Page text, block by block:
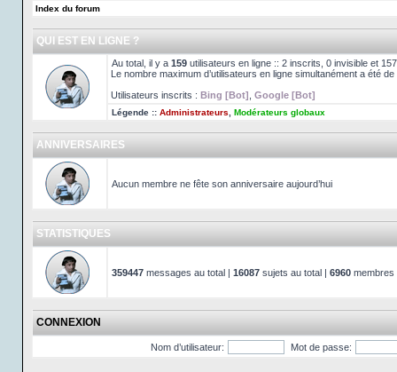
Index du forum
QUI EST EN LIGNE ?
Au total, il y a 159 utilisateurs en ligne :: 2 inscrits, 0 invisible et
Le nombre maximum d’utilisateurs en ligne simultanément a été de
Utilisateurs inscrits : Bing [Bot] Google [Bot]
Légende :: Administrateurs Modérateurs globaux
ANNIVERSAIRES
Aucun membre ne fête son anniversaire aujourd’hui
STATISTIQUES
359447 messages au total | 16087 sujets au total | 6960 membres
CONNEXION
Nom d’utilisateur: Mot de passe: